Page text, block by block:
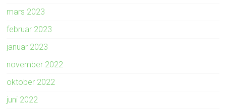
mars 2023
februar 2023
januar 2023
november 2022
oktober 2022
juni 2022